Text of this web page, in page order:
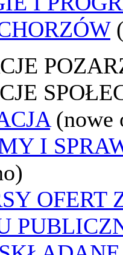
(nowe
I
OFERT